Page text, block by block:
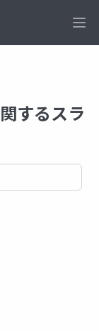
するスラ